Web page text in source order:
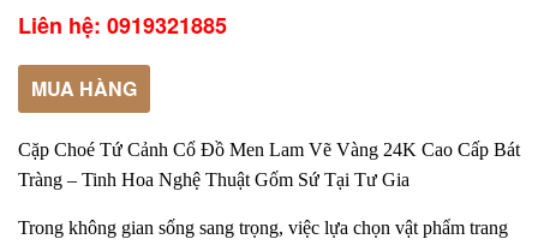
Liên hệ: 0919321885
MUA HÀNG
Cặp Choé Tứ Cảnh Cổ Đồ Men Lam Vẽ Vàng 24K Cao Cấp Bát
Tràng – Tinh Hoa Nghệ Thuật Gốm Sứ Tại Tư Gia
Trong không gian sống sang trọng, việc lựa chọn vật phẩm trang